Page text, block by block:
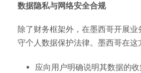
数据隐私与网络安全合规
除了财务框架外，在墨西哥开展
守个人数据保护法律。墨西哥在这
应向用户明确说明其数据的